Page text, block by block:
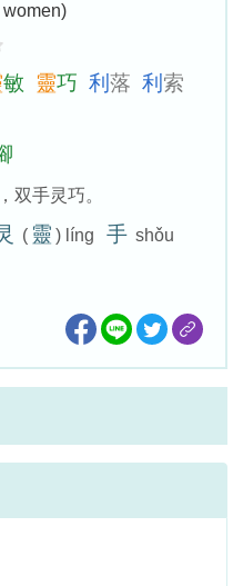
敏 靈巧 利 落 利 索
双手灵巧。
( 靈 ) líng 手 shǒu